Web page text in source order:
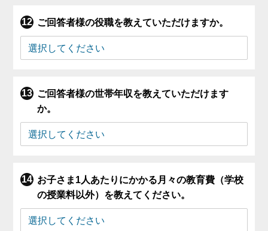
ご回答者様の役職を教えていただけますか。
ご回答者様の世帯年収を教えていただけます
か。
お子さま1人あたりにかかる月々の教育費（学校
の授業料以外）を教えてください。